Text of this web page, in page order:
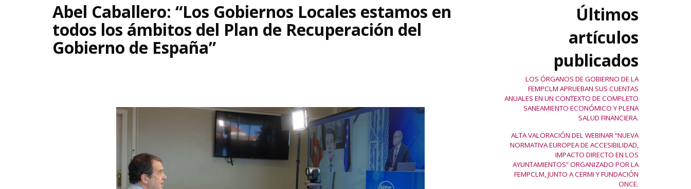
Abel Caballero: “Los Gobiernos Locales estamos en
todos los ámbitos del Plan de Recuperación del
Gobierno de España”
Últimos
artículos
publicados
LOS ÓRGANOS DE GOBIERNO DE LA
FEMPCLM APRUEBAN SUS CUENTAS
ANUALES EN UN CONTEXTO DE COMPLETO
SANEAMIENTO ECONÓMICO Y PLENA
SALUD FINANCIERA.
ALTA VALORACIÓN DEL WEBINAR “NUEVA
NORMATIVA EUROPEA DE ACCESIBILIDAD,
IMPACTO DIRECTO EN LOS
AYUNTAMIENTOS” ORGANIZADO POR LA
FEMPCLM, JUNTO A CERMI Y FUNDACIÓN
ONCE.